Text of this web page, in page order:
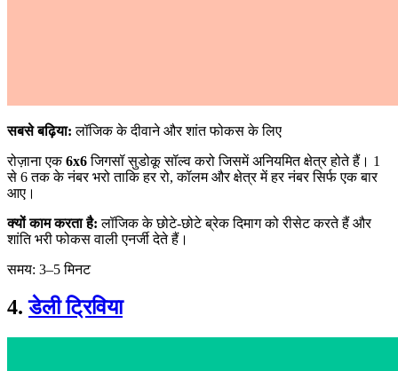
सबसे बढ़िया: लॉजिक के दीवाने और शांत फोकस के लिए
रोज़ाना एक6x6जिगसॉ सुडोकू सॉल्व करो जिसमें अनियमित क्षेत्र होते हैं। 1
से 6 तक के नंबर भरो ताकि हर रो, कॉलम और क्षेत्र में हर नंबर सिर्फ एक बार
आए।
क्यों काम करता है: लॉजिक के छोटे-छोटे ब्रेक दिमाग को रीसेट करते हैं और
शांति भरी फोकस वाली एनर्जी देते हैं।
समय: 3–5 मिनट
4.डेली ट्रिविया